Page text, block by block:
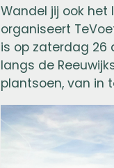
Wandel jij ook het
organiseert
is op zaterdag 26
langs de
plantsoen, van in